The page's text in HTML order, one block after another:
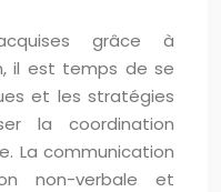
grâce à
il est temps de se
et les stratégies
la coordination
La communication
non-verbale et